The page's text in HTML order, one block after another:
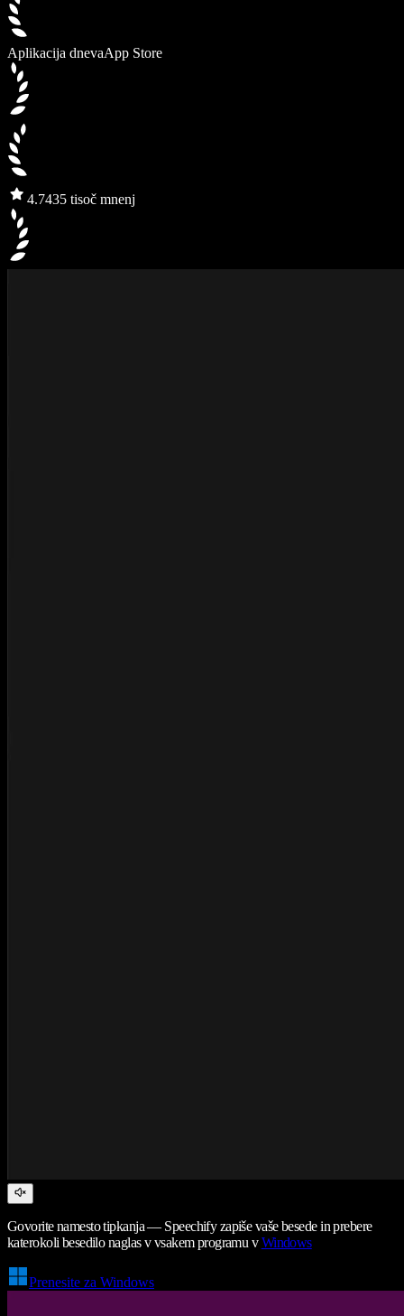
Aplikacija dnevaApp Store
4.7435 tisoč mnenj
Govorite namesto tipkanja — Speechify zapiše vaše besede in prebere
katerokoli besedilo naglas v vsakem programu vWindows
Prenesite za Windows